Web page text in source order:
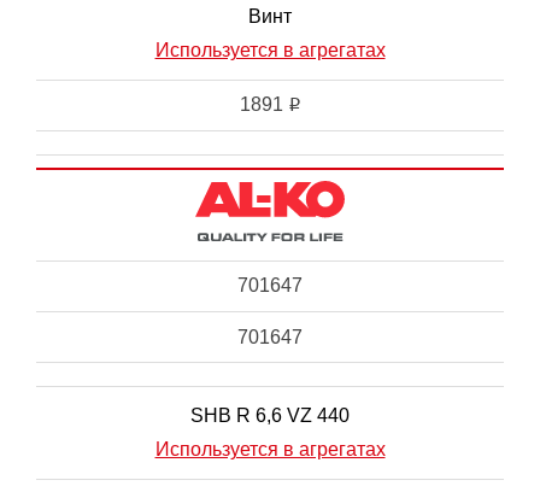
Винт
Используется в агрегатах
1891 i
701647
701647
SHB R 6,6 VZ 440
Используется в агрегатах